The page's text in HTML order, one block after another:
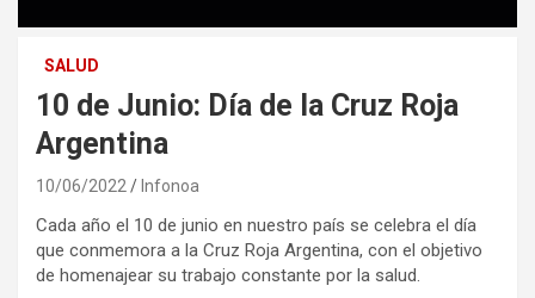
SALUD
10 de Junio: Día de la Cruz Roja
Argentina
10/06/2022 Infonoa
Cada año el 10 de junio en nuestro país se celebra el día
que conmemora a la Cruz Roja Argentina, con el objetivo
de homenajear su trabajo constante por la salud.